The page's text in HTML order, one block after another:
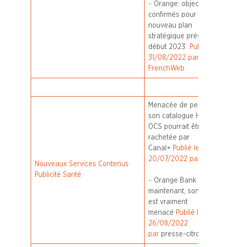
– Orange: objectifs
confirmés pour 2022,
nouveau plan
stratégique présenté
début 2023
Publié le
31/08/2022 par
FrenchWeb
Nouveaux Services Contenus
Publicité Santé
Menacée de perdre
son catalogue HBO,
OCS pourrait être
rachetée par
Canal+ Publié le
20/07/2022 par OZAP
– Orange Bank :
maintenant, son avenir
est vraiment
menacé Publié le
26/08/2022
par presse-citron.net